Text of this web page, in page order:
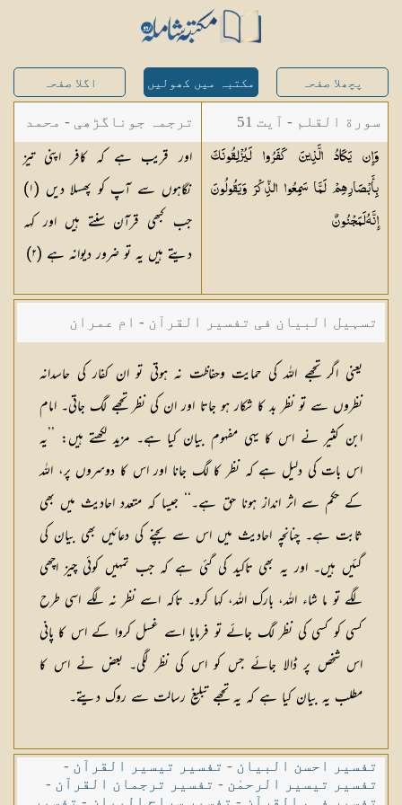
پچھلا صفحہ مکتبہ میں کھولیں اگلا صفحہ
سورة القلم - آیت 51
وَإِن يَكَادُ الَّذِينَ كَفَرُوا لَيُزْلِقُونَكَ
بِأَبْصَارِهِمْ لَمَّا سَمِعُوا الذِّكْرَ وَيَقُولُونَ
إِنَّهُلَمَجْنُونٌ
ترجمہ جوناگڑھی - محمد
جونا گڑھی
اور قریب ہے کہ کافر اپنی تیز
نگاہوں سے آپ کو پھسلا دیں (١)
جب کبھی قرآن سنتے ہیں اور کہہ
دیتے ہیں یہ تو ضرور دیوانہ ہے (٢)
تسہیل البیان فی تفسیر القرآن - ام عمران
شکیلہ بنت میاں فضل حسین
یعنی اگر تجھے اللہ كی حمایت وحفاظت نہ ہوتی تو ان كفار كی حاسدانہ
نظروں سے تو نظر بد كا شكار ہو جاتا اور ان كی نظر تجھے لگ جاتی۔ امام
ابن كثیر نے اس كا یہی مفہوم بیان كیا ہے۔ مزید لكھتے ہیں: ’’یہ
اس بات كی دلیل ہے كہ نظر كا لگ جانا اور اس كا دوسروں پر، اللہ
كے حكم سے اثر انداز ہونا حق ہے۔‘‘ جیسا كہ متعدد احادیث میں بھی
ثابت ہے۔ چنانچہ احادیث میں اس سے بچنے كی دعائیں بھی بیان كی
گئیں ہیں۔ اور یہ بھی تاكید كی گئی ہے كہ جب تمہیں كوئی چیز اچھی
لگے تو ما شاء اللہ، بارك اللہ، كہا كرو۔ تاكہ اسے نظر نہ لگے اسی طرح
كسی كو كسی كی نظر لگ جائے تو فرمایا اسے غسل كروا كے اس كا پانی
اس شخص پر ڈالا جائے جس كو اس كی نظر لگی۔ بعض نے اس كا
مطلب یہ بیان كیا ہے كہ یہ تجھے تبلیغ رسالت سے روك دیتے۔
تفسیر احسن البیان - تفسیر تیسیر القرآن -
تفسیر تیسیر الرحمٰن - تفسیر ترجمان القرآن -